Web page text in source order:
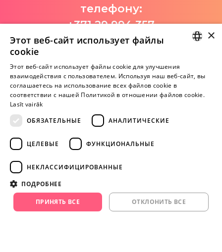
телефону:
+371 29 994 357
I-V 9:00-18:00
Пока нет отзывов
Будь первым!
Внимание! Yesyes.lv содержит откровенную сексуальную
информацию и изо.
RUSSIAN
×
Этот веб-сайт использует файлы
cookie
Этот веб-сайт использует файлы cookie для улучшения
взаимодействия с пользователем. Используя наш веб-сайт, вы
соглашаетесь на использование всех файлов cookie в
соответствии с нашей Политикой в ​​отношении файлов cookie.
Lasīt vairāk
ОБЯЗАТЕЛЬНЫЕ
АНАЛИТИЧЕСКИЕ
ЦЕЛЕВЫЕ ФУНКЦИОНАЛЬНЫЕ
НЕКЛАССИФИЦИРОВАННЫЕ
ПОДРОБНЕЕ
ПРИНЯТЬ ВСЕ ОТКЛОНИТЬ ВСЕ